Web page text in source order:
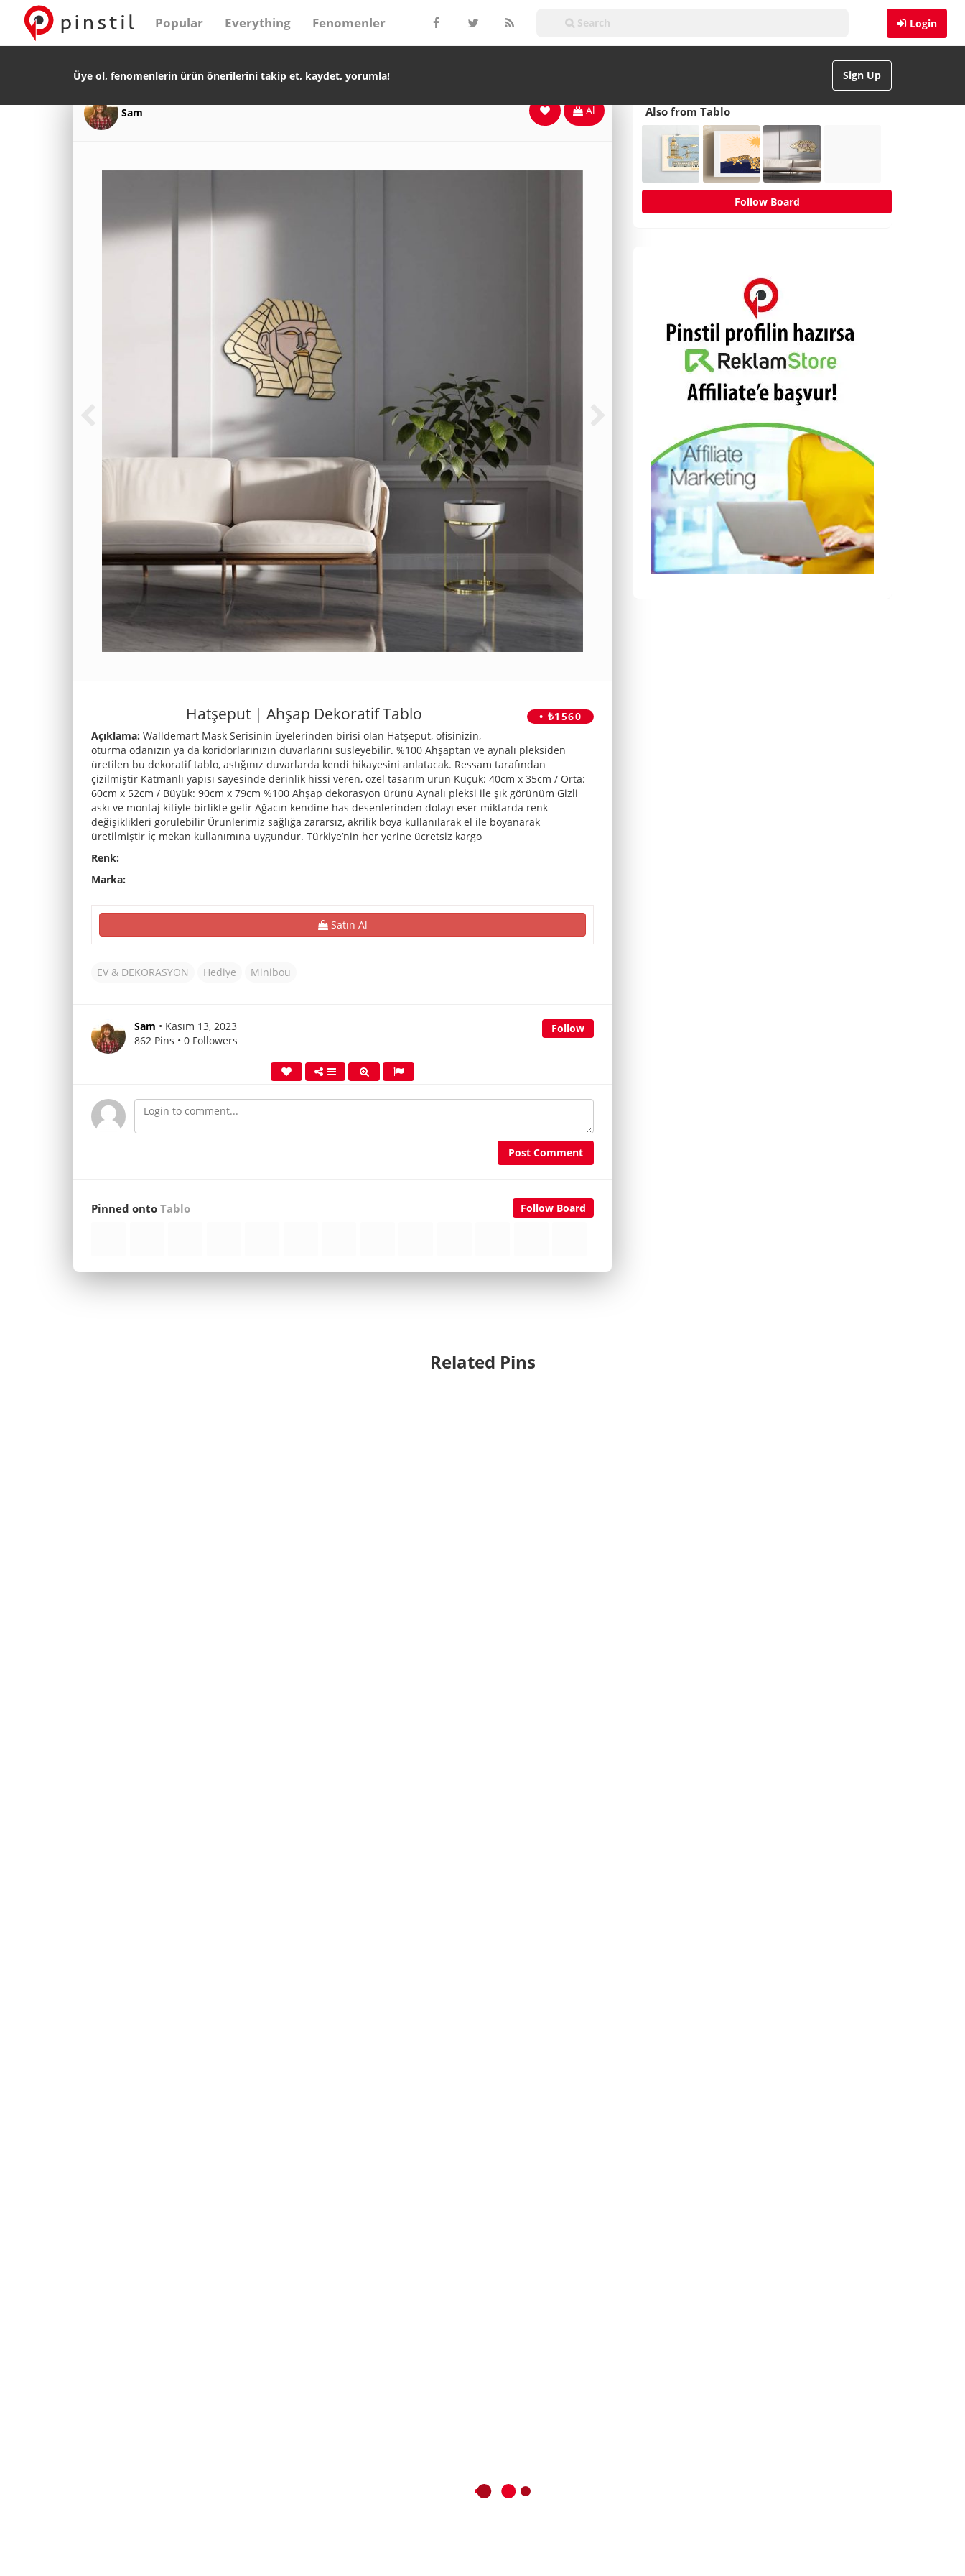
Login
Popular Everything Fenomenler
Sign Up
Üye ol, fenomenlerin ürün önerilerini takip et, kaydet, yorumla!
Sam Al
• ₺1560
Hatşeput | Ahşap Dekoratif Tablo
Açıklama: Walldemart Mask Serisinin üyelerinden birisi olan Hatşeput, ofisinizin,
oturma odanızın ya da koridorlarınızın duvarlarını süsleyebilir. %100 Ahşaptan ve aynalı pleksiden
üretilen bu dekoratif tablo, astığınız duvarlarda kendi hikayesini anlatacak. Ressam tarafından
çizilmiştir Katmanlı yapısı sayesinde derinlik hissi veren, özel tasarım ürün Küçük: 40cm x 35cm / Orta:
60cm x 52cm / Büyük: 90cm x 79cm %100 Ahşap dekorasyon ürünü Aynalı pleksi ile şık görünüm Gizli
askı ve montaj kitiyle birlikte gelir Ağacın kendine has desenlerinden dolayı eser miktarda renk
değişiklikleri görülebilir Ürünlerimiz sağlığa zararsız, akrilik boya kullanılarak el ile boyanarak
üretilmiştir İç mekan kullanımına uygundur. Türkiye’nin her yerine ücretsiz kargo
Renk:
Marka:
Satın Al
EV & DEKORASYON Hediye Minibou
Follow
Sam • Kasım 13, 2023
862 Pins • 0 Followers
Post Comment
Follow Board
Pinned ontoTablo
Also from Tablo
Follow Board
Related Pins